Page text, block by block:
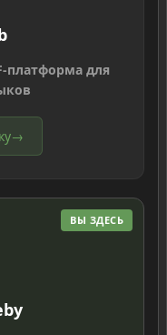
платформа для
→
ВЫ ЗДЕСЬ